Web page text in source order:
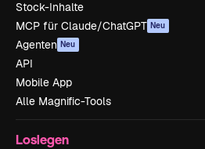
Stock-Inhalte
MCP für Claude/ChatGPT Neu
Agenten Neu
API
Mobile App
Alle Magnific-Tools
Loslegen